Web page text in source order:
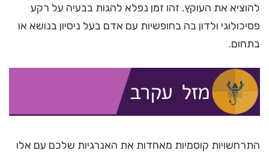
להוציא את העוקץ. זהו זמן נפלא להגות בבעיה על רקע
פסיכולוגי ולדון בה בחופשיות עם אדם בעל ניסיון בנושא או
בתחום.
התרחשויות קוסמיות מאחדות את האנרגיות שלכם עם אלו